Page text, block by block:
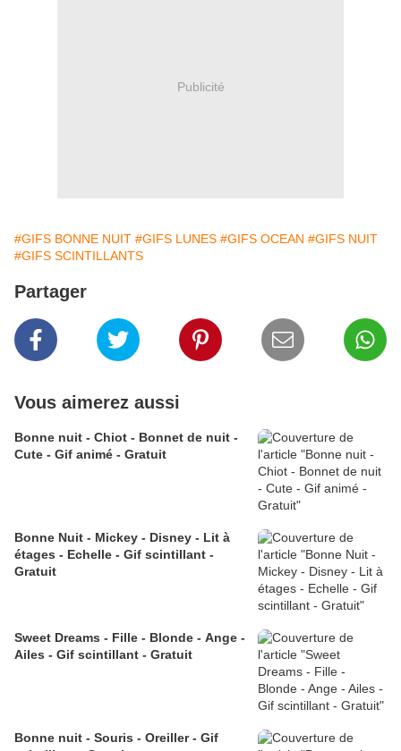
Publicité
#GIFS BONNE NUIT #GIFS LUNES #GIFS OCEAN #GIFS NUIT
#GIFS SCINTILLANTS
Partager
Vous aimerez aussi
Bonne nuit - Chiot - Bonnet de nuit -
Cute - Gif animé - Gratuit
Bonne Nuit - Mickey - Disney - Lit à
étages - Echelle - Gif scintillant -
Gratuit
Sweet Dreams - Fille - Blonde - Ange -
Ailes - Gif scintillant - Gratuit
Bonne nuit - Souris - Oreiller - Gif